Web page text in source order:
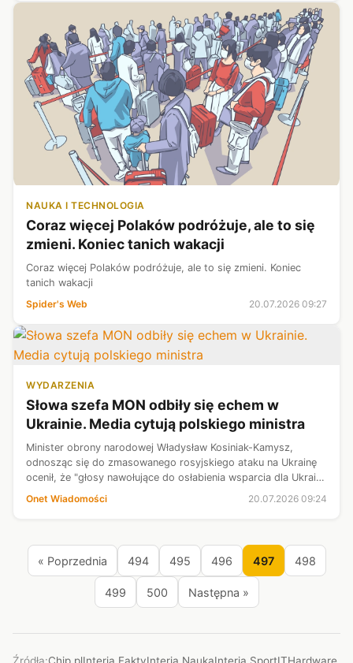
NAUKA I TECHNOLOGIA
Coraz więcej Polaków podróżuje, ale to się
zmieni. Koniec tanich wakacji
Coraz więcej Polaków podróżuje, ale to się zmieni. Koniec
tanich wakacji
Spider's Web
20.07.2026 09:27
WYDARZENIA
Słowa szefa MON odbiły się echem w
Ukrainie. Media cytują polskiego ministra
Minister obrony narodowej Władysław Kosiniak-Kamysz,
odnosząc się do zmasowanego rosyjskiego ataku na Ukrainę
ocenił, że "głosy nawołujące do osłabienia wsparcia dla Ukrainy
są oderwane od rzeczywistości". Jego słowa nie umknęły
Onet Wiadomości 20.07.2026 09:24
« Poprzednia 494 495 496 497 498
499 500 Następna »